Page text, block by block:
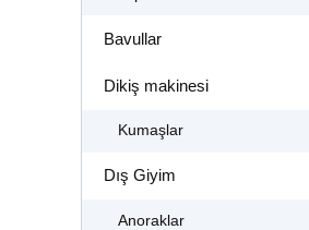
Bavullar
Dikiş makinesi
Kumaşlar
Dış Giyim
Anoraklar